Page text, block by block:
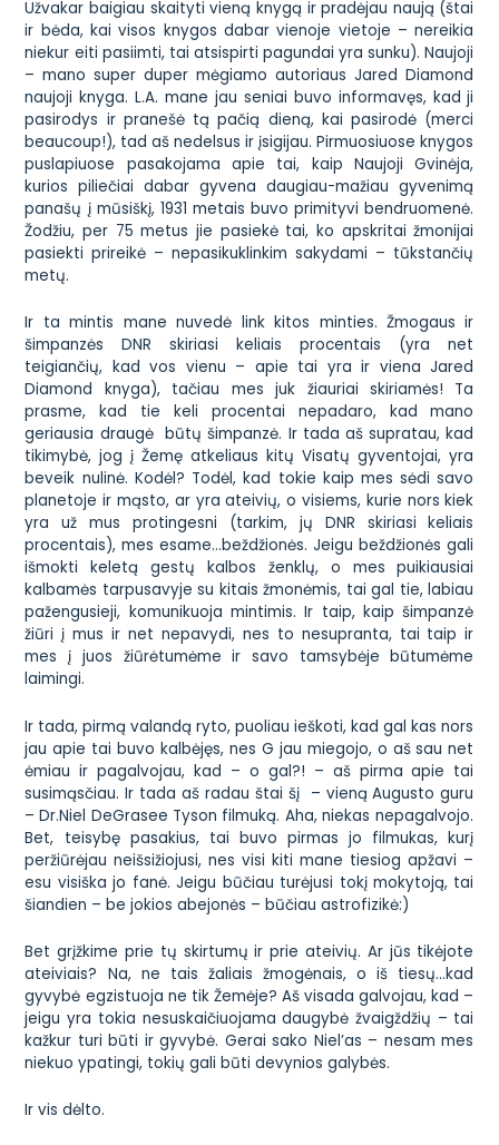
Užvakar baigiau skaityti vieną knygą ir pradėjau naują (štai
ir bėda, kai visos knygos dabar vienoje vietoje – nereikia
niekur eiti pasiimti, tai atsispirti pagundai yra sunku). Naujoji
– mano super duper mėgiamo autoriaus Jared Diamond
naujoji knyga. L.A. mane jau seniai buvo informavęs, kad ji
pasirodys ir pranešė tą pačią dieną, kai pasirodė (merci
beaucoup!), tad aš nedelsus ir įsigijau. Pirmuosiuose knygos
puslapiuose pasakojama apie tai, kaip Naujoji Gvinėja,
kurios piliečiai dabar gyvena daugiau-mažiau gyvenimą
panašų į mūsiškį, 1931 metais buvo primityvi bendruomenė.
Žodžiu, per 75 metus jie pasiekė tai, ko apskritai žmonijai
pasiekti prireikė – nepasikuklinkim sakydami – tūkstančių
metų.
Ir ta mintis mane nuvedė link kitos minties. Žmogaus ir
šimpanzės DNR skiriasi keliais procentais (yra net
teigiančių, kad vos vienu – apie tai yra ir viena Jared
Diamond knyga), tačiau mes juk žiauriai skiriamės! Ta
prasme, kad tie keli procentai nepadaro, kad mano
geriausia draugė būtų šimpanzė. Ir tada aš supratau, kad
tikimybė, jog į Žemę atkeliaus kitų Visatų gyventojai, yra
beveik nulinė. Kodėl? Todėl, kad tokie kaip mes sėdi savo
planetoje ir mąsto, ar yra ateivių, o visiems, kurie nors kiek
yra už mus protingesni (tarkim, jų DNR skiriasi keliais
procentais), mes esame…beždžionės. Jeigu beždžionės gali
išmokti keletą gestų kalbos ženklų, o mes puikiausiai
kalbamės tarpusavyje su kitais žmonėmis, tai gal tie, labiau
pažengusieji, komunikuoja mintimis. Ir taip, kaip šimpanzė
žiūri į mus ir net nepavydi, nes to nesupranta, tai taip ir
mes į juos žiūrėtumėme ir savo tamsybėje būtumėme
laimingi.
Ir tada, pirmą valandą ryto, puoliau ieškoti, kad gal kas nors
jau apie tai buvo kalbėjęs, nes G jau miegojo, o aš sau net
ėmiau ir pagalvojau, kad – o gal?! – aš pirma apie tai
susimąsčiau. Ir tada aš radau štai šį – vieną Augusto guru
–Dr.Niel DeGrasee Tyson filmuką. Aha,niekas nepagalvojo.
Bet, teisybę pasakius, tai buvo pirmas jo filmukas, kurį
peržiūrėjau neišsižiojusi, nes visi kiti mane tiesiog apžavi –
esu visiška jo fanė. Jeigu būčiau turėjusi tokį mokytoją, tai
šiandien – be jokios abejonės – būčiau astrofizikė:)
Bet grįžkime prie tų skirtumų ir prie ateivių. Ar jūs tikėjote
ateiviais? Na, ne tais žaliais žmogėnais, o iš tiesų…kad
gyvybė egzistuoja ne tik Žemėje? Aš visada galvojau, kad –
jeigu yra tokia nesuskaičiuojama daugybė žvaigždžių – tai
kažkur turi būti ir gyvybė. Gerai sako Niel’as – nesam mes
niekuo ypatingi, tokių gali būti devynios galybės.
Ir vis dėlto.